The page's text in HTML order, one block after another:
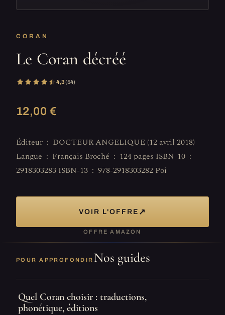
CORAN
Le Coran décréé
4,3(54)
12,00 €
Éditeur ‏ : ‎ DOCTEUR ANGELIQUE (12 avril 2018)
Langue ‏ : ‎ Français Broché ‏ : ‎ 124 pages ISBN-10 ‏ : ‎
2918303283 ISBN-13 ‏ : ‎ 978-2918303282 Poi
VOIR L'OFFRE ↗
OFFRE AMAZON
POUR APPROFONDIR Nos guides
Quel Coran choisir : traductions,
phonétique, éditions